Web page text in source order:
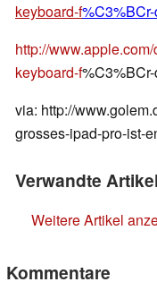
keyboard-f
http://
keyboard-f
via: http://
grosses-ipad-pro-ist-
Verwandte Artikel
Weitere Artikel
Kommentare